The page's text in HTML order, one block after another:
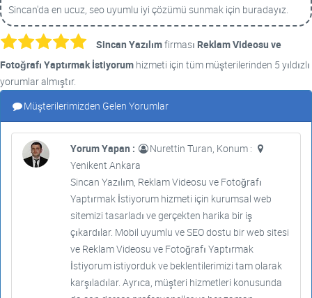
Sincan'da en ucuz, seo uyumlu iyi çözümü sunmak için buradayız.
Sincan Yazılımfirması Reklam Videosu ve
Fotoğrafı Yaptırmak İstiyorum hizmeti için tüm müşterilerinden 5 yıldızlı
yorumlar almıştır.
Müşterilerimizden Gelen Yorumlar
Yorum Yapan :
Nurettin Turan, Konum :
Yenikent Ankara
Sincan Yazılım, Reklam Videosu ve Fotoğrafı
Yaptırmak İstiyorum hizmeti için kurumsal web
sitemizi tasarladı ve gerçekten harika bir iş
çıkardılar. Mobil uyumlu ve SEO dostu bir web sitesi
ve Reklam Videosu ve Fotoğrafı Yaptırmak
İstiyorum istiyorduk ve beklentilerimizi tam olarak
karşıladılar. Ayrıca, müşteri hizmetleri konusunda